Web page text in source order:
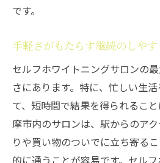
です。
手軽さがもたらす継続のしやす
セルフホワイトニングサロンの
さにあります。特に、忙しい生
て、短時間で結果を得られるこ
摩市内のサロンは、駅からのア
りや買い物のついでに立ち寄る
的に通うことが容易です。セル